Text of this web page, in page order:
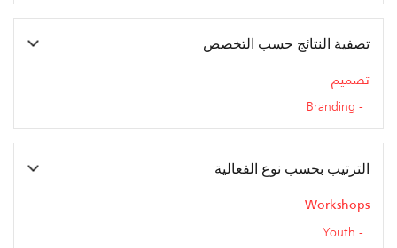
تصفية النتائج حسب التخصص
تصميم
Branding
الترتيب بحسب نوع الفعالية
Workshops
Youth